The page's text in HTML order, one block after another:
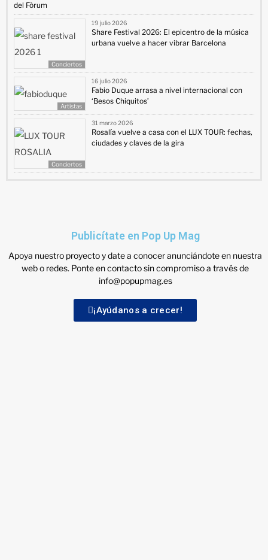
del Fòrum
Conciertos
19 julio 2026
Share Festival 2026: El epicentro de la música
urbana vuelve a hacer vibrar Barcelona
Artistas
16 julio 2026
Fabio Duque arrasa a nivel internacional con
‘Besos Chiquitos’
Conciertos
31 marzo 2026
Rosalía vuelve a casa con el LUX TOUR: fechas,
ciudades y claves de la gira
Publicítate en Pop Up Mag
Apoya nuestro proyecto y date a conocer anunciándote en nuestra
web o redes. Ponte en contacto sin compromiso a través de
info@popupmag.es
¡Ayúdanos a crecer!